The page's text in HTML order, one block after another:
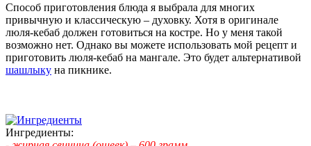
Способ приготовления блюда я выбрала для многих
привычную и классическую – духовку. Хотя в оригинале
люля-кебаб должен готовиться на костре. Но у меня такой
возможно нет. Однако вы можете использовать мой рецепт и
приготовить люля-кебаб на мангале. Это будет альтернативой
шашлыку на пикнике.
Ингредиенты: